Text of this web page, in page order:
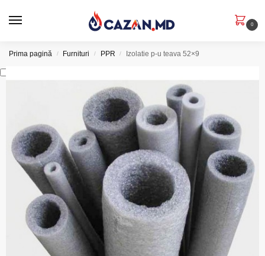
0
Prima pagină / Furnituri / PPR / Izolatie p-u teava 52×9